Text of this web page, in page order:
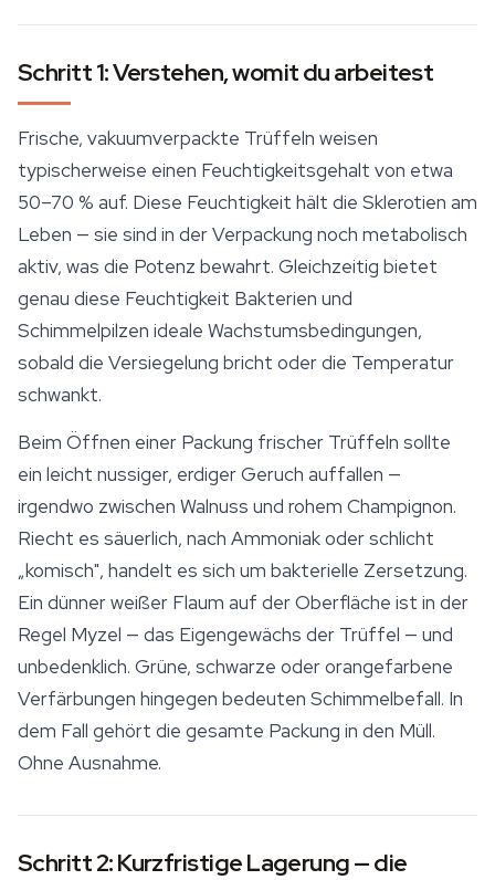
Schritt 1: Verstehen, womit du arbeitest
Frische, vakuumverpackte Trüffeln weisen
typischerweise einen Feuchtigkeitsgehalt von etwa
50–70 % auf. Diese Feuchtigkeit hält die Sklerotien am
Leben — sie sind in der Verpackung noch metabolisch
aktiv, was die Potenz bewahrt. Gleichzeitig bietet
genau diese Feuchtigkeit Bakterien und
Schimmelpilzen ideale Wachstumsbedingungen,
sobald die Versiegelung bricht oder die Temperatur
schwankt.
Beim Öffnen einer Packung frischer Trüffeln sollte
ein leicht nussiger, erdiger Geruch auffallen —
irgendwo zwischen Walnuss und rohem Champignon.
Riecht es säuerlich, nach Ammoniak oder schlicht
„komisch", handelt es sich um bakterielle Zersetzung.
Ein dünner weißer Flaum auf der Oberfläche ist in der
Regel Myzel — das Eigengewächs der Trüffel — und
unbedenklich. Grüne, schwarze oder orangefarbene
Verfärbungen hingegen bedeuten Schimmelbefall. In
dem Fall gehört die gesamte Packung in den Müll.
Ohne Ausnahme.
Schritt 2: Kurzfristige Lagerung — die